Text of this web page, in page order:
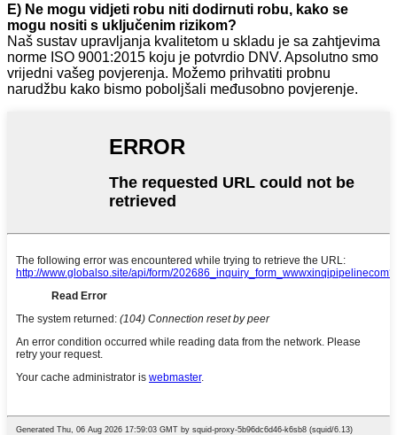
E) Ne mogu vidjeti robu niti dodirnuti robu, kako se
mogu nositi s uključenim rizikom?
Naš sustav upravljanja kvalitetom u skladu je sa zahtjevima
norme ISO 9001:2015 koju je potvrdio DNV. Apsolutno smo
vrijedni vašeg povjerenja. Možemo prihvatiti probnu
narudžbu kako bismo poboljšali međusobno povjerenje.